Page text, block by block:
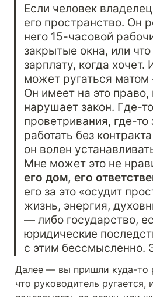
Если человек
его пространство. Он
него 15-часовой
закрытые окна, или что
зарплату, когда
может ругаться
Он имеет на это право,
нарушает закон. Где-
проветривания, где-
работать без
он волен
его дом, его
его за это «осудит
жизнь, энергия,
— либо государство,
юридические
с этим бессмысленно.
Далее — вы пришли куда-то
что руководитель ругается,